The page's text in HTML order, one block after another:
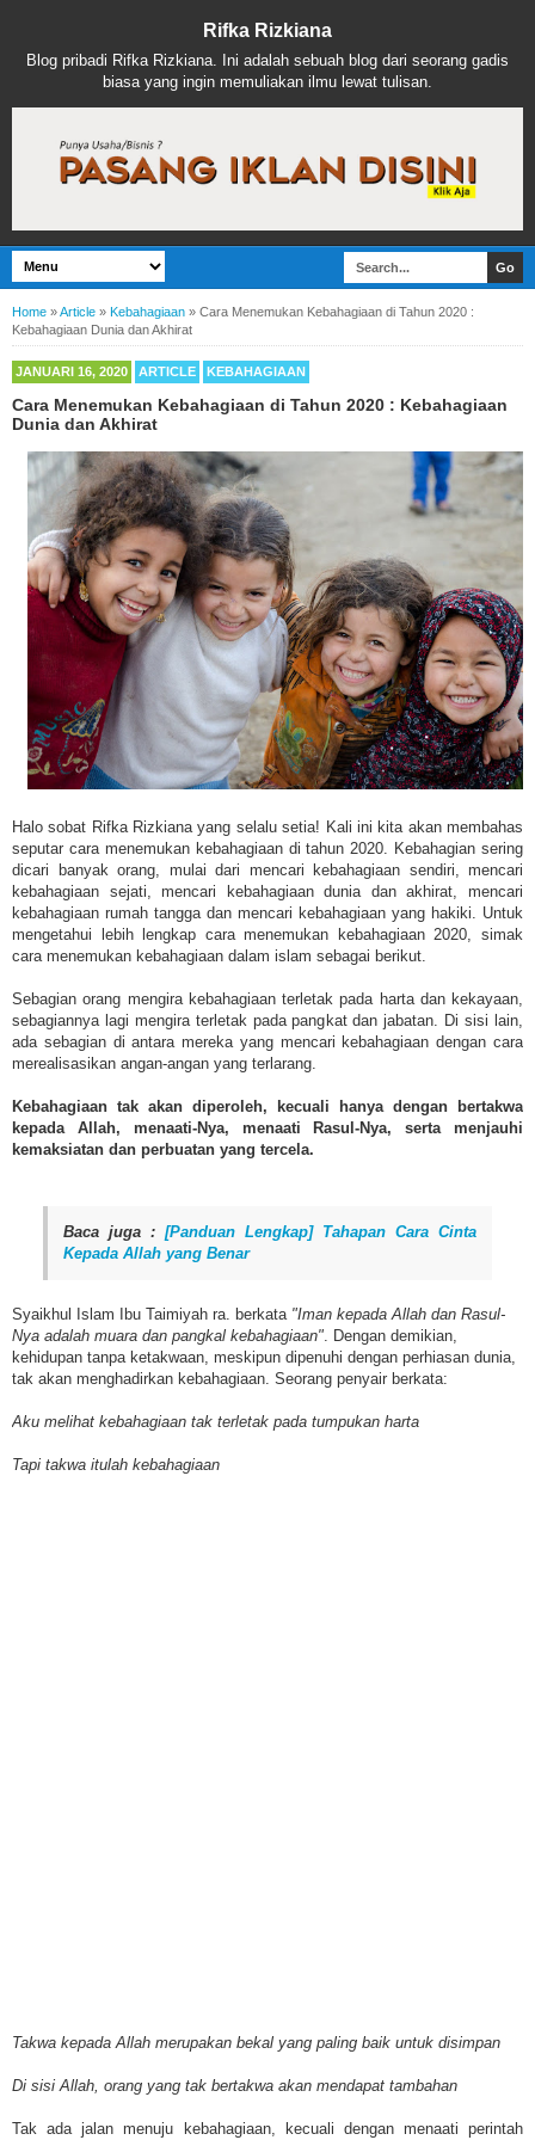
Rifka Rizkiana
Blog pribadi Rifka Rizkiana. Ini adalah sebuah blog dari seorang gadis
biasa yang ingin memuliakan ilmu lewat tulisan.
Home »Article » Kebahagiaan » Cara Menemukan Kebahagiaan di Tahun 2020 :
Kebahagiaan Dunia dan Akhirat
JANUARI 16, 2020 ARTICLE KEBAHAGIAAN
Cara Menemukan Kebahagiaan di Tahun 2020 : Kebahagiaan
Dunia dan Akhirat
Halo sobat Rifka Rizkiana yang selalu setia! Kali ini kita akan membahas
seputar cara menemukan kebahagiaan di tahun 2020. Kebahagian sering
dicari banyak orang, mulai dari mencari kebahagiaan sendiri, mencari
kebahagiaan sejati, mencari kebahagiaan dunia dan akhirat, mencari
kebahagiaan rumah tangga dan mencari kebahagiaan yang hakiki. Untuk
mengetahui lebih lengkap cara menemukan kebahagiaan 2020, simak
cara menemukan kebahagiaan dalam islam sebagai berikut.
Sebagian orang mengira kebahagiaan terletak pada harta dan kekayaan,
sebagiannya lagi mengira terletak pada pangkat dan jabatan. Di sisi lain,
ada sebagian di antara mereka yang mencari kebahagiaan dengan cara
merealisasikan angan-angan yang terlarang.
Kebahagiaan tak akan diperoleh, kecuali hanya dengan bertakwa
kepada Allah, menaati-Nya, menaati Rasul-Nya, serta menjauhi
kemaksiatan dan perbuatan yang tercela.
Baca juga : [Panduan Lengkap] Tahapan Cara Cinta
Kepada Allah yang Benar
Syaikhul Islam Ibu Taimiyah ra. berkata "Iman kepada Allah dan Rasul-
Nya adalah muara dan pangkal kebahagiaan" . Dengan demikian,
kehidupan tanpa ketakwaan, meskipun dipenuhi dengan perhiasan dunia,
tak akan menghadirkan kebahagiaan. Seorang penyair berkata:
Aku melihat kebahagiaan tak terletak pada tumpukan harta
Tapi takwa itulah kebahagiaan
Takwa kepada Allah merupakan bekal yang paling baik untuk disimpan
Di sisi Allah, orang yang tak bertakwa akan mendapat tambahan
Tak ada jalan menuju kebahagiaan, kecuali dengan menaati perintah